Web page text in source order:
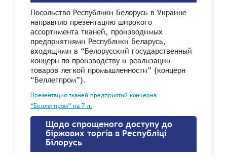
Посольство Республики Белорусь в Украине
направило презентацию широкого
ассортимента тканей, производимых
предприятиями Республики Беларусь,
входящими в “Белорусский государственный
концерн по производству и реализации
товаров легкой промышленности” (концерн
“Беллегпром”).
Презентация тканей предприятий концерна
“Беллегпром” на 7 л.
Щодо спрощеного доступу до
біржових торгів в Республіці
Білорусь